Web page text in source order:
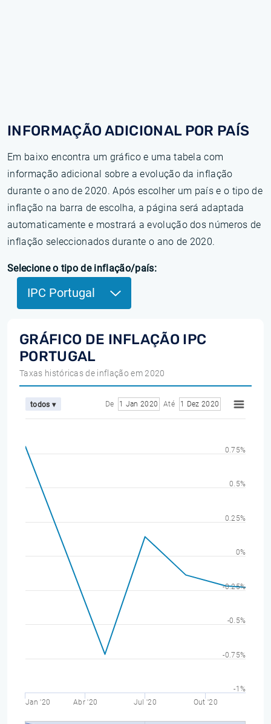
INFORMAÇÃO ADICIONAL POR PAÍS
Em baixo encontra um gráfico e uma tabela com
informação adicional sobre a evolução da inflação
durante o ano de 2020. Após escolher um país e o tipo de
inflação na barra de escolha, a página será adaptada
automaticamente e mostrará a evolução dos números de
inflação seleccionados durante o ano de 2020.
Selecione o tipo de inflação/país:
IPC Portugal
GRÁFICO DE INFLAÇÃO IPC
PORTUGAL
Taxas históricas de inflação em 2020
todos ▾ De 1 Jan 2020 Até 1 Dez 2020
Jan '20 Abr '20 Jul '20 Out '20
-1%
-0.75%
-0.5%
-0.25%
0%
0.25%
0.5%
0.75%